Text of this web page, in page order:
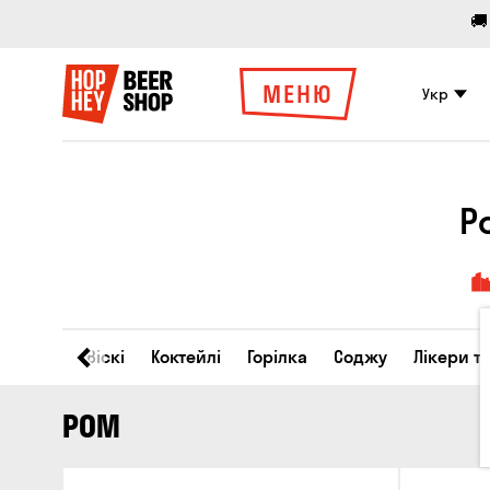
МЕНЮ Укр
Віскі Коктейлі Горілка Соджу Лікери
РОМ